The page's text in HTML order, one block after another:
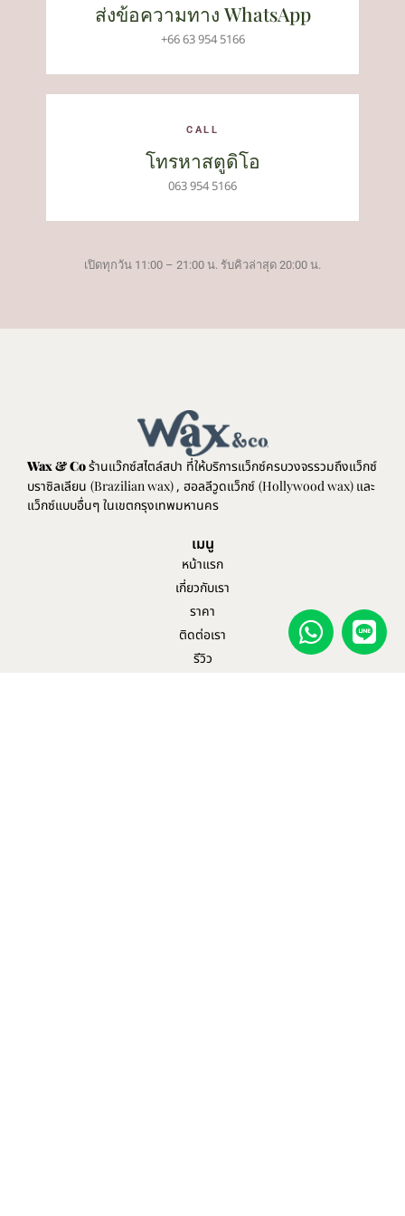
ส่งข้อความทาง WhatsApp
+66 63 954 5166
CALL
โทรหาสตูดิโอ
063 954 5166
เปิดทุกวัน 11:00 – 21:00 น. รับคิวล่าสุด 20:00 น.
Wax & Coร้านแว๊กซ์สไตล์สปา ที่ให้บริการแว็กซ์ครบวงจรรวมถึงแว็กซ์
บราซิลเลียน (Brazilian wax), ฮอลลีวูดแว็กซ์ (Hollywood wax) และ
แว็กซ์แบบอื่นๆ ในเขตกรุงเทพมหานคร
เมนู
หน้าแรก
เกี่ยวกับเรา
ราคา
ติดต่อเรา
รีวิว